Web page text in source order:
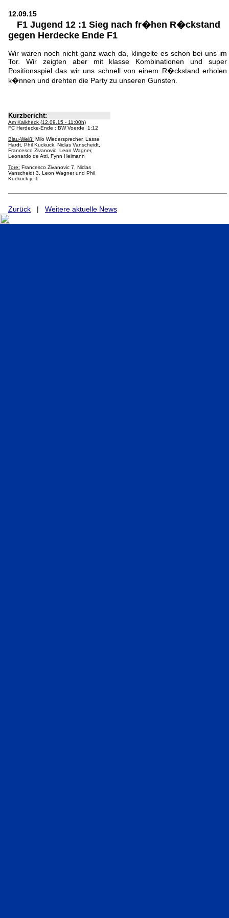
12.09.15
F1 Jugend 12 :1 Sieg nach fr�hen R�ckstand
gegen Herdecke Ende F1
Wir waren noch nicht ganz wach da, klingelte es schon bei uns im
Tor. Wir zeigten aber mit klasse Kombinationen und super
Positionsspiel das wir uns schnell von einem R�ckstand erholen
k�nnen und drehten die Party zu unseren Gunsten.
Kurzbericht:
Am Kalkheck (12.09.15 - 11:00h)
FC Herdecke-Ende : BW Voerde 1:12
Blau-Weiß: Milo Wiedersprecher, Lasse
Hardt, Phil Kuckuck, Niclas Vanscheidt,
Francesco Zivanovic, Leon Wagner,
Leonardo de Atti, Fynn Heimann
Tore: Francesco Zivanovic 7, Niclas
Vanscheidt 3, Leon Wagner und Phil
Kuckuck je 1
Zurück | Weitere aktuelle News